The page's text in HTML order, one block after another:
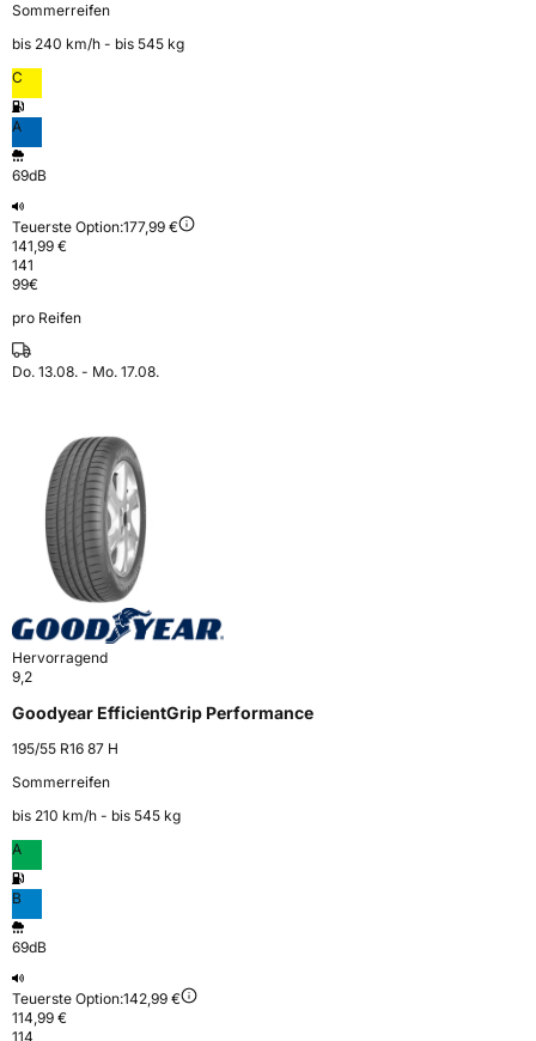
Sommerreifen
bis 240 km⁠/⁠h - bis 545 kg
C
A
69dB
Teuerste Option:177,99 €
141,99 €
141
99€
pro Reifen
Do. 13.08. - Mo. 17.08.
Hervorragend
9,2
Goodyear EfficientGrip Performance
195/55 R16 87 H
Sommerreifen
bis 210 km⁠/⁠h - bis 545 kg
A
B
69dB
Teuerste Option:142,99 €
114,99 €
114